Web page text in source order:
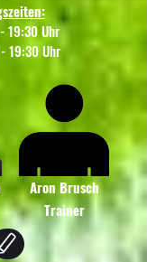
19:30 Uhr
19:30 Uhr
Aron Brusch
Trainer